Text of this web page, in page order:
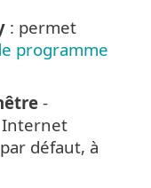
: permet
programme
-
Internet
défaut, à